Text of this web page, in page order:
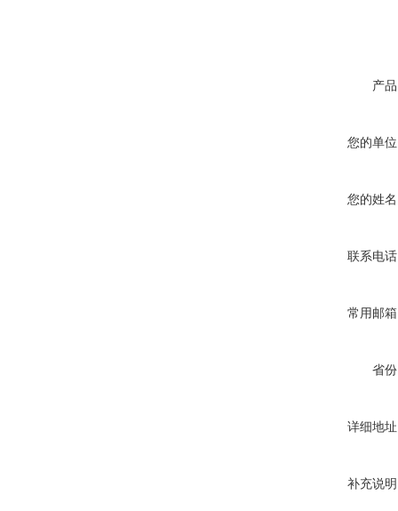
产
您的单
您的姓
联系电
常用邮
省
详细地
补充说